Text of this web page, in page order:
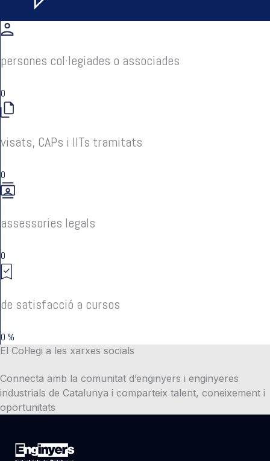
persones col·legiades o associades
0
visats, CAPs i IITs tramitats
0
assessories legals
0
de satisfacció a cursos
0 %
El Col·legi a les xarxes socials
Connecta amb la comunitat d’enginyers i enginyeres
industrials de Catalunya i comparteix talent, coneixement i
oportunitats